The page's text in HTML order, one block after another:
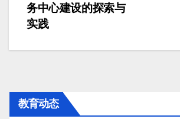
导
航
务中心建设的探索与
实践
教育动态